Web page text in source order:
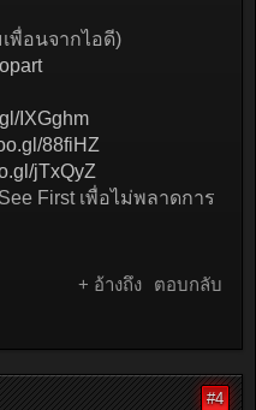
เพื่อนจากไอดี)
IXGghm
88fiHZ
jTxQyZ
First เพื่อไม่พลาดการ
+ อ้างถึง ตอบกลับ
#4